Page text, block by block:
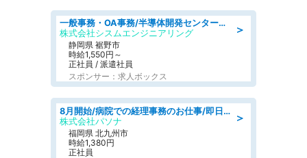
＞
一般事務・OA事務/半導体開発センター内で事務&軽作業スタッフ、募集
株式会社シスムエンジニアリング
静岡県 裾野市
時給1,550円～
正社員 / 派遣社員
スポンサー：求人ボックス
＞
8月開始/病院での経理事務のお仕事/即日勤務可/車通勤可/経理/一般事務
株式会社パソナ
福岡県 北九州市
時給1,380円
正社員